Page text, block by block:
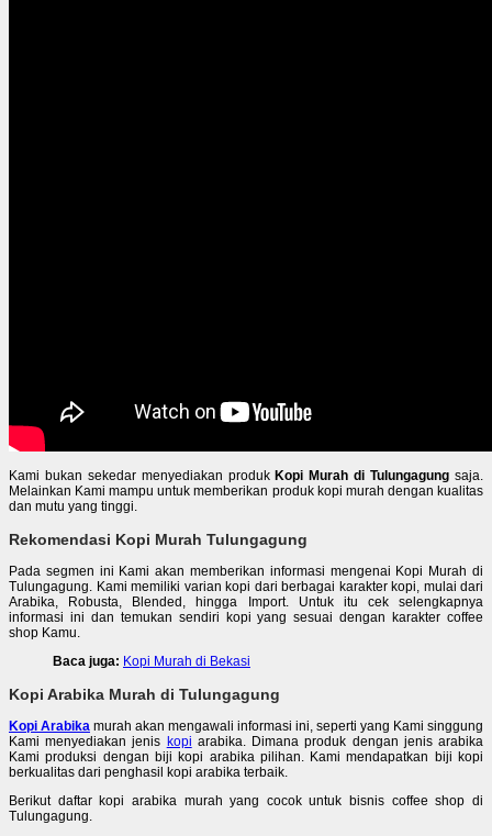
Kami bukan sekedar menyediakan produk Kopi Murah di Tulungagung saja.
Melainkan Kami mampu untuk memberikan produk kopi murah dengan kualitas
dan mutu yang tinggi.
Rekomendasi Kopi Murah Tulungagung
Pada segmen ini Kami akan memberikan informasi mengenai Kopi Murah di
Tulungagung. Kami memiliki varian kopi dari berbagai karakter kopi, mulai dari
Arabika, Robusta, Blended, hingga Import. Untuk itu cek selengkapnya
informasi ini dan temukan sendiri kopi yang sesuai dengan karakter coffee
shop Kamu.
Baca juga: Kopi Murah di Bekasi
Kopi Arabika Murah di Tulungagung
Kopi Arabika murah akan mengawali informasi ini, seperti yang Kami singgung
Kami menyediakan jenis kopi arabika. Dimana produk dengan jenis arabika
Kami produksi dengan biji kopi arabika pilihan. Kami mendapatkan biji kopi
berkualitas dari penghasil kopi arabika terbaik.
Berikut daftar kopi arabika murah yang cocok untuk bisnis coffee shop di
Tulungagung.